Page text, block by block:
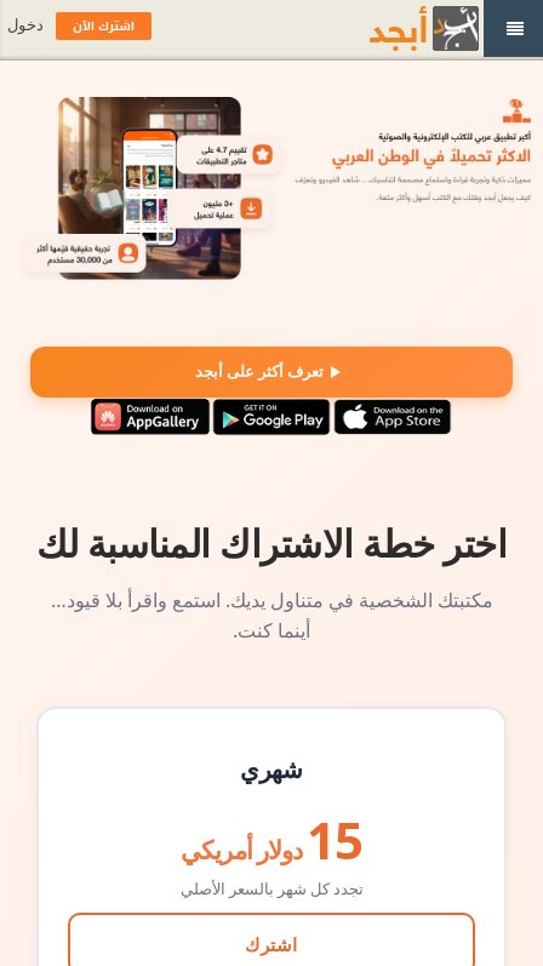
تعرف أكثر على أبجد
اختر خطة الاشتراك المناسبة لك
مكتبتك الشخصية في متناول يديك. استمع واقرأ بلا قيود…
أينما كنت.
شهري
15 دولار أمريكي
تجدد كل شهر بالسعر الأصلي
اشترك
اشترك الآن دخول